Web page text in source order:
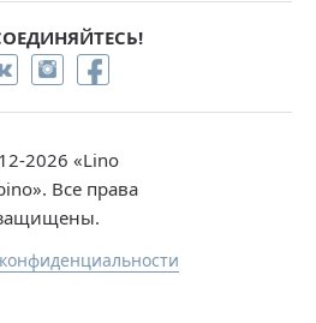
2026 «Lino
Все права